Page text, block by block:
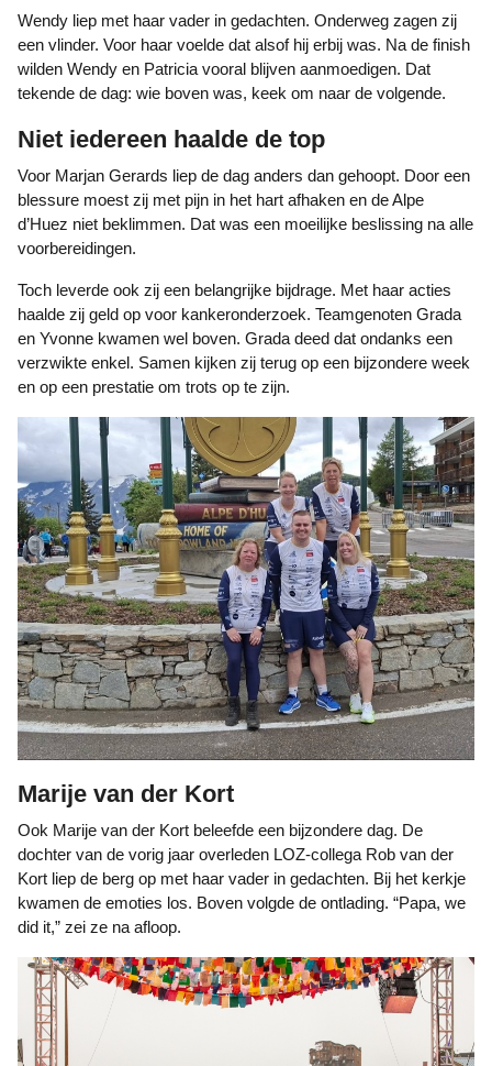
Wendy liep met haar vader in gedachten. Onderweg zagen zij
een vlinder. Voor haar voelde dat alsof hij erbij was. Na de finish
wilden Wendy en Patricia vooral blijven aanmoedigen. Dat
tekende de dag: wie boven was, keek om naar de volgende.
Niet iedereen haalde de top
Voor Marjan Gerards liep de dag anders dan gehoopt. Door een
blessure moest zij met pijn in het hart afhaken en de Alpe
d’Huez niet beklimmen. Dat was een moeilijke beslissing na alle
voorbereidingen.
Toch leverde ook zij een belangrijke bijdrage. Met haar acties
haalde zij geld op voor kankeronderzoek. Teamgenoten Grada
en Yvonne kwamen wel boven. Grada deed dat ondanks een
verzwikte enkel. Samen kijken zij terug op een bijzondere week
en op een prestatie om trots op te zijn.
Marije van der Kort
Ook Marije van der Kort beleefde een bijzondere dag. De
dochter van de vorig jaar overleden LOZ-collega Rob van der
Kort liep de berg op met haar vader in gedachten. Bij het kerkje
kwamen de emoties los. Boven volgde de ontlading. “Papa, we
did it,” zei ze na afloop.